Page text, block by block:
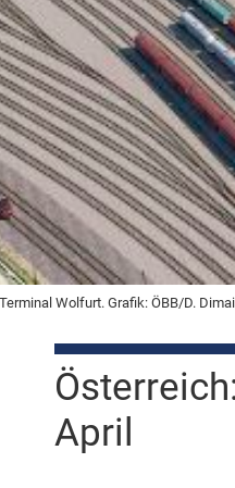
April
Wolfurt. Grafik: ÖBB/D. Dimai